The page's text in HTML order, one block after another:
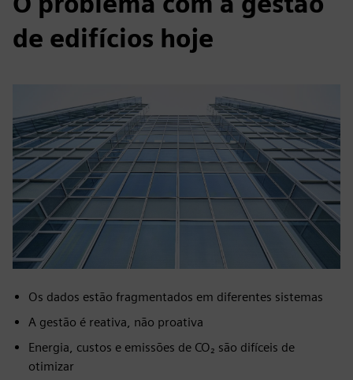
de edifícios hoje
Os dados estão fragmentados em diferentes sistemas
A gestão é reativa, não proativa
Energia, custos e emissões de CO₂ são difíceis de
otimizar